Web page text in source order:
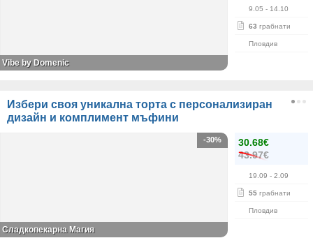
9.05 - 14.10
63 грабнати
Пловдив
Vibe by Domenic
Избери своя уникална торта с персонализиран
дизайн и комплимент мъфини
30.68€
43.97€
19.09 - 2.09
55 грабнати
Пловдив
-30%
Сладкопекарна Магия